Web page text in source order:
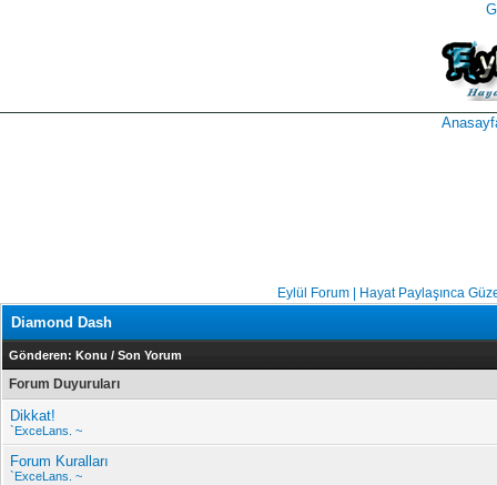
Eylül Forum | Hayat Paylaşınca
Diamond Dash
Gönderen: Konu / Son Yorum
Forum Duyuruları
Dikkat!
`ExceLans. ~
Forum Kuralları
`ExceLans. ~